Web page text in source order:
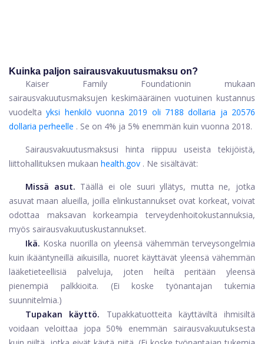
Kuinka paljon sairausvakuutusmaksu on?
Kaiser Family Foundationin mukaan
sairausvakuutusmaksujen keskimääräinen vuotuinen kustannus
vuodelta yksi henkilö vuonna 2019 oli 7188 dollaria ja 20576
dollaria perheelle . Se on 4% ja 5% enemmän kuin vuonna 2018.
Sairausvakuutusmaksusi hinta riippuu useista tekijöistä,
liittohallituksen mukaan health.gov . Ne sisältävät:
Missä asut. Täällä ei ole suuri yllätys, mutta ne, jotka
asuvat maan alueilla, joilla elinkustannukset ovat korkeat, voivat
odottaa maksavan korkeampia terveydenhoitokustannuksia,
myös sairausvakuutuskustannukset.
Ikä. Koska nuorilla on yleensä vähemmän terveysongelmia
kuin ikääntyneillä aikuisilla, nuoret käyttävät yleensä vähemmän
lääketieteellisiä palveluja, joten heiltä peritään yleensä
pienempiä palkkioita. (Ei koske työnantajan tukemia
suunnitelmia.)
Tupakan käyttö.
Tupakkatuotteita käyttäviltä ihmisiltä
voidaan veloittaa jopa 50% enemmän sairausvakuutuksesta